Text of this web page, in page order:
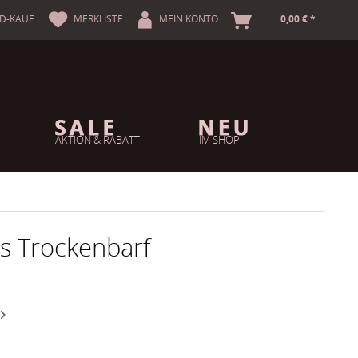
KAUF MERKLISTE A MEIN KONTO 0,00 € *
AKTION & RABATT IM SHOP
Trockenbarf